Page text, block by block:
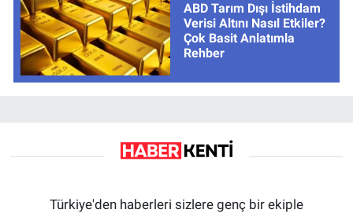
ABD Tarım Dışı İstihdam
Verisi Altını Nasıl Etkiler?
Çok Basit Anlatımla
Rehber
Türkiye'den haberleri sizlere genç bir ekiple